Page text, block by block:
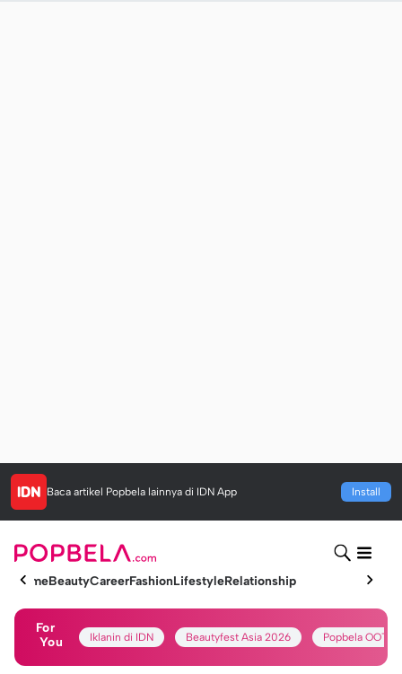
Baca artikel Popbela lainnya di IDN App Install
HomeBeautyCareerFashionLifestyleRelationship
For
You
Iklanin di IDN Beautyfest Asia 2026 Popbela OOTD